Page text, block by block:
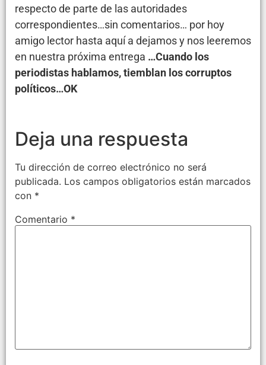
respecto de parte de las autoridades
correspondientes…sin comentarios… por hoy
amigo lector hasta aquí a dejamos y nos leeremos
en nuestra próxima entrega …Cuando los
periodistas hablamos, tiemblan los corruptos
políticos…OK
Deja una respuesta
Tu dirección de correo electrónico no será
publicada. Los campos obligatorios están marcados
con *
Comentario *